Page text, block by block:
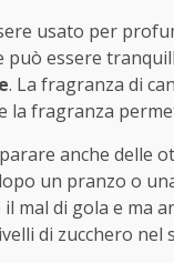
usato per
essere
. La fragranza di
la fragranza
anche delle
un pranzo o
mal di gola e ma
di zucchero nel